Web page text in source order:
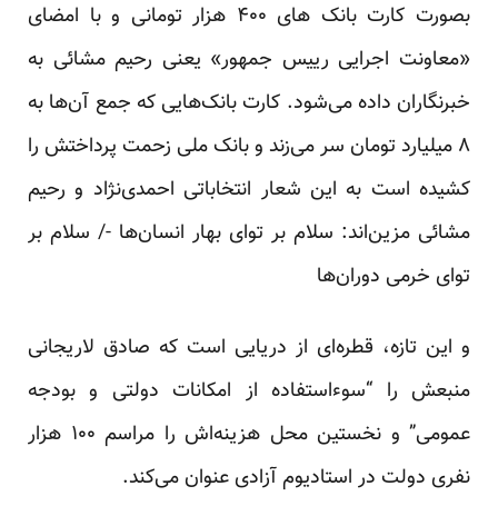
بصورت کارت بانک ‌های ۴۰۰ هزار تومانی و با امضای
«معاونت اجرایی رییس جمهور» یعنی رحیم مشائی به
خبرنگاران داده می‌شود. کارت بانک‌هایی که جمع آن‌ها به
۸ میلیارد تومان سر می‌زند و بانک ملی زحمت پرداختش را
کشیده است به این شعار انتخاباتی احمدی‌نژاد و رحیم
مشائی مزین‌اند: سلام بر تو‌ای بهار انسان‌ها -/ سلام بر
تو‌ای خرمی دوران‌ها
و این تازه، قطره‌ای از دریایی است که صادق لاریجانی
منبعش را “سوءاستفاده از امکانات دولتی و بودجه
عمومی” و نخستین محل هزینه‌اش را مراسم ۱۰۰ هزار
نفری دولت در استادیوم آزادی عنوان می‌کند.